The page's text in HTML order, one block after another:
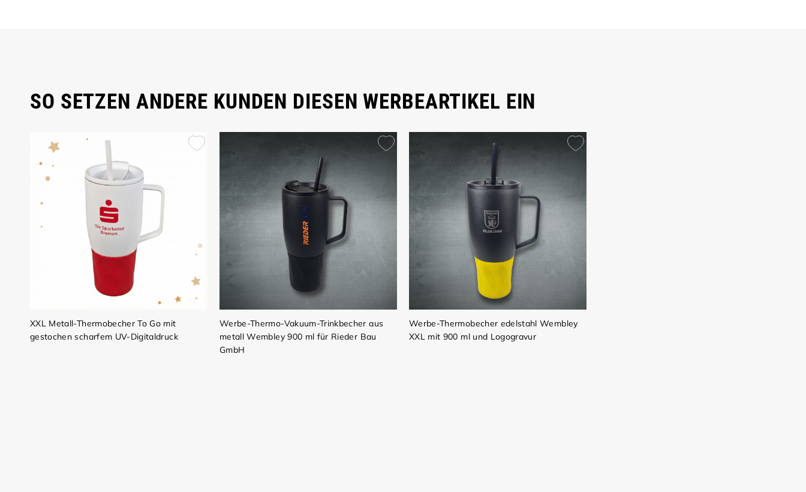
SO SETZEN ANDERE KUNDEN DIESEN WERBEARTIKEL EIN
XXL Metall-Thermobecher To Go mit
gestochen scharfem UV-Digitaldruck
Werbe-Thermo-Vakuum-Trinkbecher aus
metall Wembley 900 ml für Rieder Bau
GmbH
Werbe-Thermobecher edelstahl Wembley
XXL mit 900 ml und Logogravur